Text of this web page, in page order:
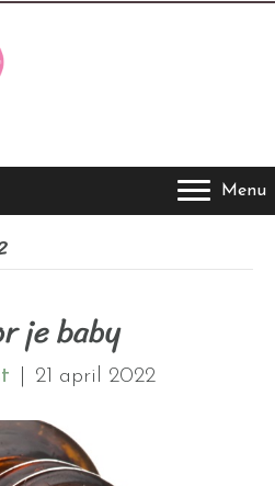
Menu
je baby
21 april 2022